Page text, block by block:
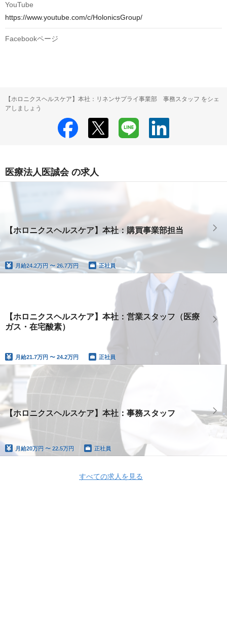
YouTube
https://www.youtube.com/c/HolonicsGroup/
Facebookページ
【ホロニクスヘルスケア】本社：リネンサプライ事業部 事務スタッフ をシェ
アしましょう
医療法人医誠会 の求人
【ホロニクスヘルスケア】本社：購買事業部担当
月給24.2万円 〜 26.7万円 正社員
【ホロニクスヘルスケア】本社：営業スタッフ（医療
ガス・在宅酸素）
月給21.7万円 〜 24.2万円 正社員
【ホロニクスヘルスケア】本社：事務スタッフ
月給20万円 〜 22.5万円 正社員
すべての求人を見る